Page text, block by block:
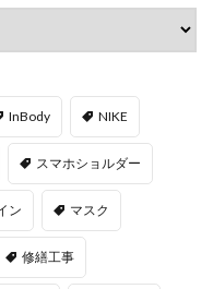
InBody NIKE
スマホショルダー
ン マスク
修繕工事